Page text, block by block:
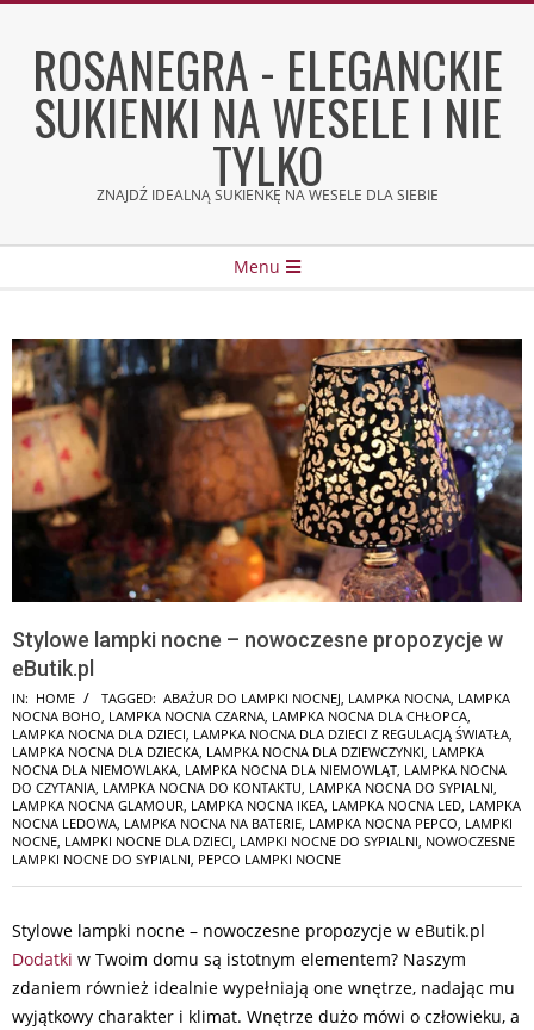
contentROSANEGRA - ELEGANCKIE
SUKIENKI NA WESELE I NIE
TYLKO
ZNAJDŹ IDEALNĄ SUKIENKĘ NA WESELE DLA SIEBIE
Menu
Stylowe lampki nocne – nowoczesne propozycje w
eButik.pl
IN: HOME TAGGED: ABAŻUR DO LAMPKI NOCNEJ, LAMPKA NOCNA, LAMPKA
NOCNA BOHO, LAMPKA NOCNA CZARNA, LAMPKA NOCNA DLA CHŁOPCA,
LAMPKA NOCNA DLA DZIECI, LAMPKA NOCNA DLA DZIECI Z REGULACJĄ ŚWIATŁA,
LAMPKA NOCNA DLA DZIECKA, LAMPKA NOCNA DLA DZIEWCZYNKI, LAMPKA
NOCNA DLA NIEMOWLAKA, LAMPKA NOCNA DLA NIEMOWLĄT, LAMPKA NOCNA
DO CZYTANIA, LAMPKA NOCNA DO KONTAKTU, LAMPKA NOCNA DO SYPIALNI,
LAMPKA NOCNA GLAMOUR, LAMPKA NOCNA IKEA, LAMPKA NOCNA LED, LAMPKA
NOCNA LEDOWA, LAMPKA NOCNA NA BATERIE, LAMPKA NOCNA PEPCO, LAMPKI
NOCNE, LAMPKI NOCNE DLA DZIECI, LAMPKI NOCNE DO SYPIALNI, NOWOCZESNE
LAMPKI NOCNE DO SYPIALNI, PEPCO LAMPKI NOCNE
Stylowe lampki nocne – nowoczesne propozycje w eButik.pl
Dodatki w Twoim domu są istotnym elementem? Naszym
zdaniem również idealnie wypełniają one wnętrze, nadając mu
wyjątkowy charakter i klimat. Wnętrze dużo mówi o człowieku, a